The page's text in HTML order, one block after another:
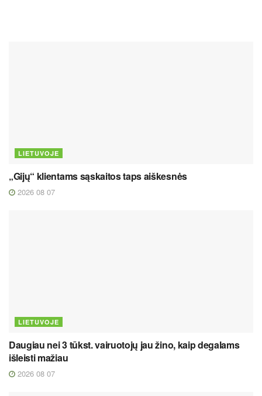
LIETUVOJE
„Gijų“ klientams sąskaitos taps aiškesnės
2026 08 07
LIETUVOJE
Daugiau nei 3 tūkst. vairuotojų jau žino, kaip degalams
išleisti mažiau
2026 08 07